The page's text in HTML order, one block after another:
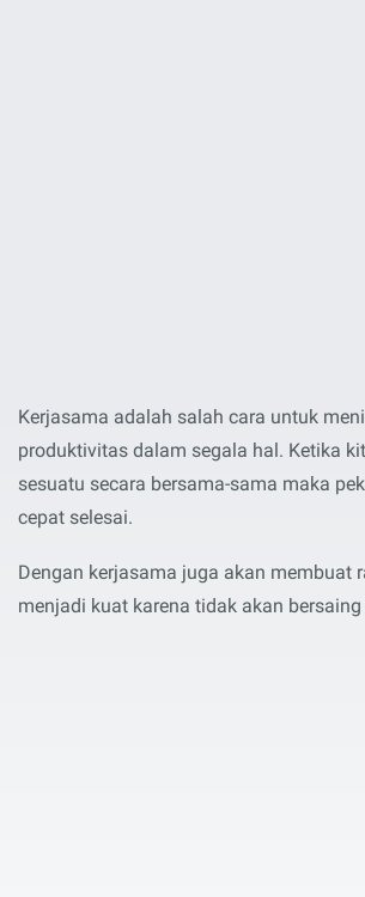
Kerjasama adalah salah cara untuk
produktivitas dalam segala hal. Ketika
sesuatu secara bersama-sama maka
cepat selesai.
Dengan kerjasama juga akan membuat
menjadi kuat karena tidak akan